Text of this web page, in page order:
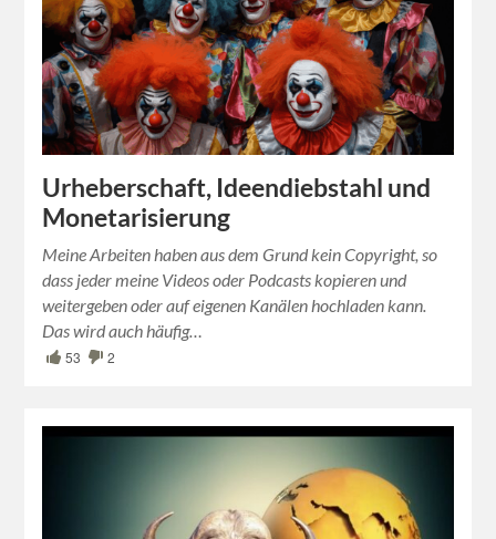
Urheberschaft, Ideendiebstahl und
Monetarisierung
Meine Arbeiten haben aus dem Grund kein Copyright, so
dass jeder meine Videos oder Podcasts kopieren und
weitergeben oder auf eigenen Kanälen hochladen kann.
Das wird auch häufig…
53 2